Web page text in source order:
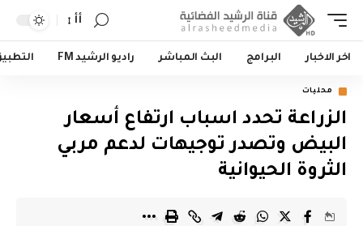
أأ
اخر الاخبار البرامج البث المباشر راديو الرشيد FM
محليات
الزراعة تحدد اسباب ارتفاع أسعار
البيض وتصدر توجيهات لدعم مربي
الثروة الحيوانية